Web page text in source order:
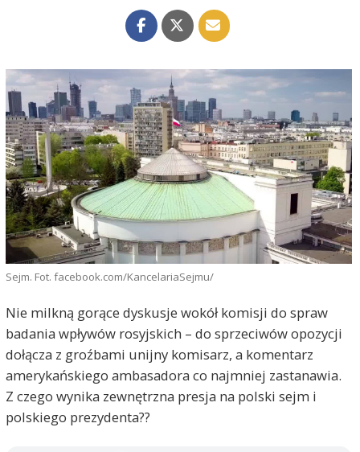
Sejm. Fot. facebook.com/KancelariaSejmu/
Nie milkną gorące dyskusje wokół komisji do spraw
badania wpływów rosyjskich – do sprzeciwów opozycji
dołącza z groźbami unijny komisarz, a komentarz
amerykańskiego ambasadora co najmniej zastanawia.
Z czego wynika zewnętrzna presja na polski sejm i
polskiego prezydenta??